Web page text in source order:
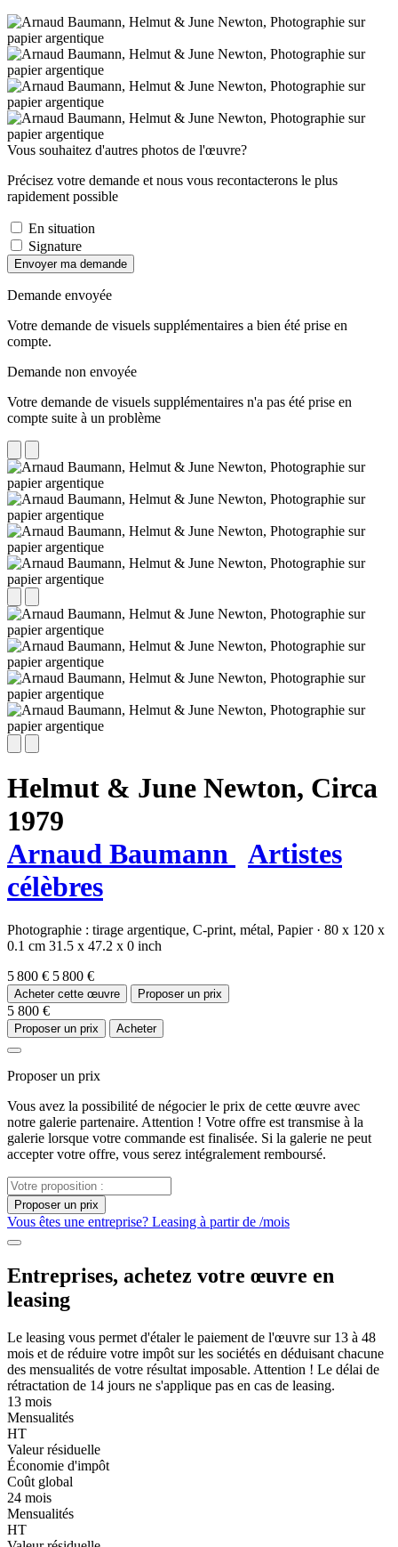
Vous souhaitez d'autres photos de l'œuvre?
Précisez votre demande et nous vous recontacterons le plus
rapidement possible
En situation
Signature
Envoyer ma demande
Demande envoyée
Votre demande de visuels supplémentaires a bien été prise en
compte.
Demande non envoyée
Votre demande de visuels supplémentaires n'a pas été prise en
compte suite à un problème
Helmut & June Newton, Circa
1979
Arnaud Baumann
Artistes
célèbres
Photographie : tirage argentique, C-print, métal, Papier · 80 x 120 x
0.1 cm 31.5 x 47.2 x 0 inch
5 800 € 5 800 €
Acheter cette œuvre Proposer un prix
5 800 €
Proposer un prix Acheter
Proposer un prix
Vous avez la possibilité de négocier le prix de cette œuvre avec
notre galerie partenaire. Attention ! Votre offre est transmise à la
galerie lorsque votre commande est finalisée. Si la galerie ne peut
accepter votre offre, vous serez intégralement remboursé.
Proposer un prix
Vous êtes une entreprise? Leasing à partir de /mois
Entreprises, achetez votre œuvre en
leasing
Le leasing vous permet d'étaler le paiement de l'œuvre sur 13 à 48
mois et de réduire votre impôt sur les sociétés en déduisant chacune
des mensualités de votre résultat imposable. Attention ! Le délai de
rétractation de 14 jours ne s'applique pas en cas de leasing.
13 mois
Mensualités
HT
Valeur résiduelle
Économie d'impôt
Coût global
24 mois
Mensualités
HT